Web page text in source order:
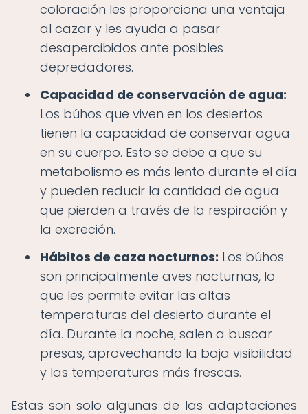
coloración les proporciona una ventaja
al cazar y les ayuda a pasar
desapercibidos ante posibles
depredadores.
Capacidad de conservación de agua:
Los búhos que viven en los desiertos
tienen la capacidad de conservar agua
en su cuerpo. Esto se debe a que su
metabolismo es más lento durante el día
y pueden reducir la cantidad de agua
que pierden a través de la respiración y
la excreción.
Hábitos de caza nocturnos: Los búhos
son principalmente aves nocturnas, lo
que les permite evitar las altas
temperaturas del desierto durante el
día. Durante la noche, salen a buscar
presas, aprovechando la baja visibilidad
y las temperaturas más frescas.
Estas son solo algunas de las adaptaciones